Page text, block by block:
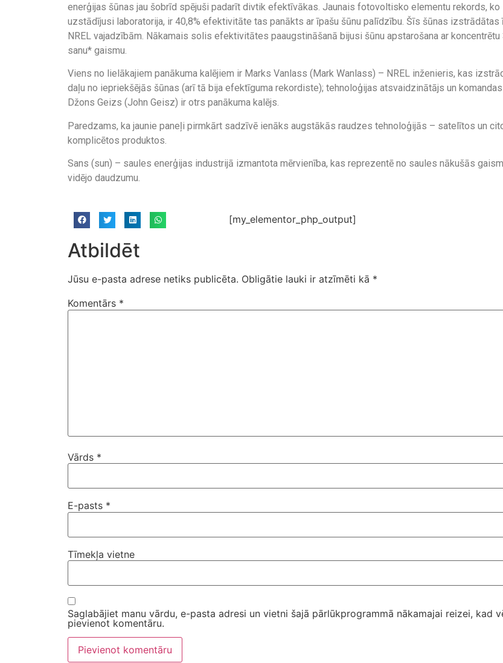
enerģijas šūnas jau šobrīd spējuši padarīt divtik efektīvākas. Jaunais fotovoltisko elementu rekords, ko
uzstādījusi laboratorija, ir 40,8% efektivitāte tas panākts ar īpašu šūnu palīdzību. Šīs šūnas izstrādātas
NREL vajadzībām. Nākamais solis efektivitātes paaugstināšanā bijusi šūnu apstarošana ar koncentrētu
sanu* gaismu.
Viens no lielākajiem panākuma kalējiem ir Marks Vanlass (Mark Wanlass) – NREL inženieris, kas
daļu no iepriekšējās šūnas (arī tā bija efektīguma rekordiste); tehnoloģijas atsvaidzinātājs un
Džons Geizs (John Geisz) ir otrs panākuma kalējs.
Paredzams, ka jaunie paneļi pirmkārt sadzīvē ienāks augstākās raudzes tehnoloģijās – satelītos un
komplicētos produktos.
Sans (sun) – saules enerģijas industrijā izmantota mērvienība, kas reprezentē no saules nākušās
vidējo daudzumu.
[my_elementor_php_output]
Atbildēt
Jūsu e-pasta adrese netiks publicēta. Obligātie lauki ir atzīmēti kā *
Komentārs *
Vārds *
E-pasts *
Tīmekļa vietne
Saglabājiet manu vārdu, e-pasta adresi un vietni šajā pārlūkprogrammā nākamajai reizei, kad
pievienot komentāru.